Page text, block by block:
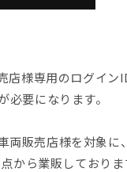
店様専用のログイン
必要になります。
両販売店様を対象に
から業販しておりま